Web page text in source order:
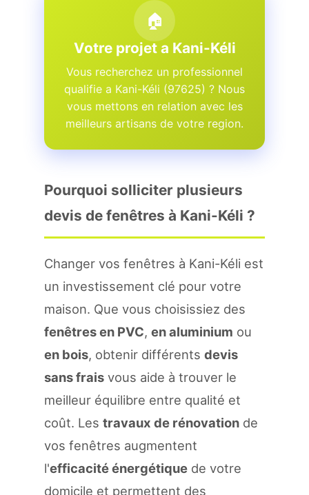
🏠
Votre projet a Kani-Kéli
Vous recherchez un professionnel
qualifie a Kani-Kéli (97625) ? Nous
vous mettons en relation avec les
meilleurs artisans de votre region.
Pourquoi solliciter plusieurs
devis de fenêtres à Kani-Kéli ?
Changer vos fenêtres à Kani-Kéli est
un investissement clé pour votre
maison. Que vous choisissiez des
fenêtres en PVC, en aluminium ou
en bois, obtenir différents devis
sans frais vous aide à trouver le
meilleur équilibre entre qualité et
coût. Les travaux de rénovation de
vos fenêtres augmentent
l'efficacité énergétique de votre
domicile et permettent des